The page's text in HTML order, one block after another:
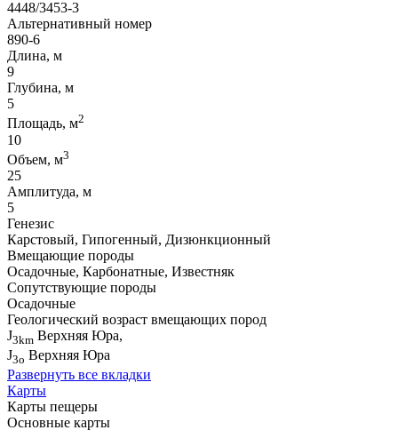
4448/3453-3
Альтернативный номер
890-6
Длина, м
9
Глубина, м
5
Площадь, м2
10
Объем, м3
25
Амплитуда, м
5
Генезис
Карстовый, Гипогенный, Дизюнкционный
Вмещающие породы
Осадочные, Карбонатные, Известняк
Сопутствующие породы
Осадочные
Геологический возраст вмещающих пород
J3km Верхняя Юра,
J3o Верхняя Юра
Развернуть все вкладки
Карты
Карты пещеры
Основные карты